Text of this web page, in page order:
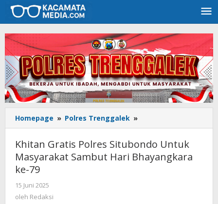
Lewati
konten
Homepage » Polres Trenggalek »
Gratis
Situbondo
Untuk
Khitan Gratis Polres Situbondo Untuk
Masyarakat Sambut Hari Bhayangkara
ke-79
15 Juni 2025
oleh Redaksi